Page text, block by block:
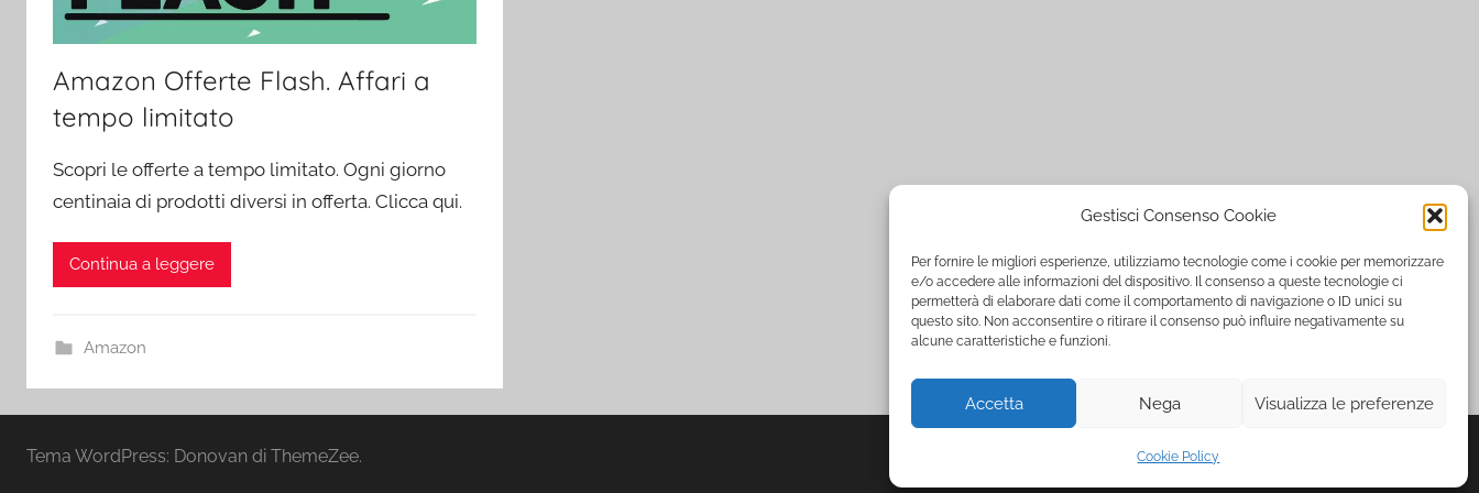
Gestisci Consenso Cookie
Per fornire le migliori esperienze, utilizziamo tecnologie come i cookie per memorizzare
e/o accedere alle informazioni del dispositivo. Il consenso a queste tecnologie ci
permetterà di elaborare dati come il comportamento di navigazione o ID unici su
questo sito. Non acconsentire o ritirare il consenso può influire negativamente su
alcune caratteristiche e funzioni.
Accetta Nega Visualizza le preferenze
Cookie Policy
Amazon Offerte Flash. Affari a
tempo limitato
Scopri le offerte a tempo limitato. Ogni giorno
centinaia di prodotti diversi in offerta. Clicca qui.
Continua a leggere
Amazon
Tema WordPress: Donovan di ThemeZee.